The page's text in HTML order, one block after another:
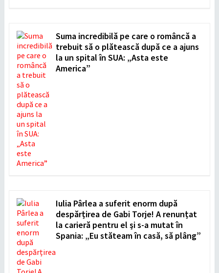
Suma incredibilă pe care o româncă a
trebuit să o plătească după ce a ajuns
la un spital în SUA: „Asta este
America”
Iulia Pârlea a suferit enorm după
despărțirea de Gabi Torje! A renunțat
la carieră pentru el și s-a mutat în
Spania: „Eu stăteam în casă, să plâng”